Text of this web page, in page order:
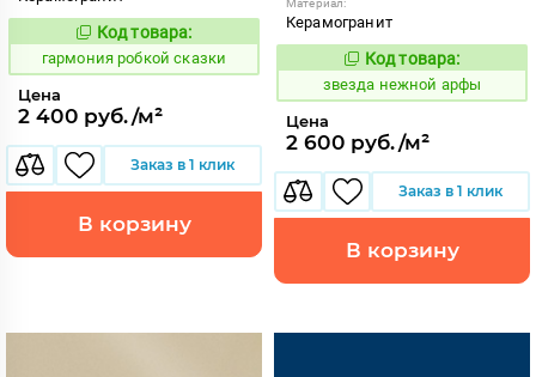
275465
Код товара:
гармония робкой сказки
Цена
2 400 руб./м²
Заказ в 1 клик
В корзину
Материал:
Керамогранит
445501
Код товара:
звезда нежной арфы
Цена
2 600 руб./м²
Заказ в 1 клик
В корзину